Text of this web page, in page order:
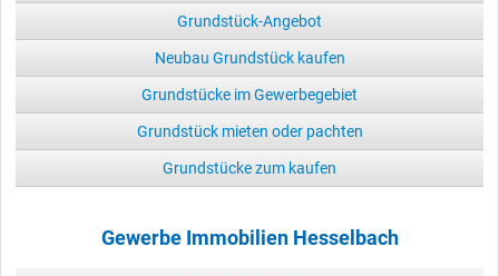
Grundstück-Angebot
Neubau Grundstück kaufen
Grundstücke im Gewerbegebiet
Grundstück mieten oder pachten
Grundstücke zum kaufen
Gewerbe Immobilien Hesselbach